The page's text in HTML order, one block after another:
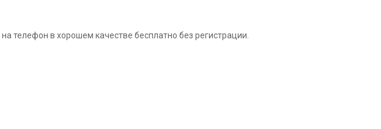
на телефон в хорошем качестве бесплатно без регистрации.